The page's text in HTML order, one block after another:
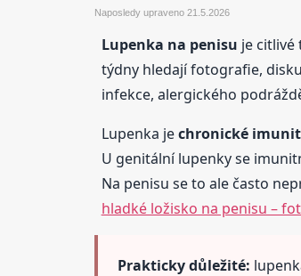
Naposledy upraveno 21.5.2026
Lupenka na penisu je citlivé
týdny hledají fotografie,
infekce, alergického
Lupenka jechronické
U genitální lupenky se
Na penisu se to ale často
hladké ložisko na penisu –
Prakticky důležité: